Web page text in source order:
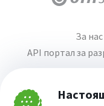
Затвори
За нас
API портал за